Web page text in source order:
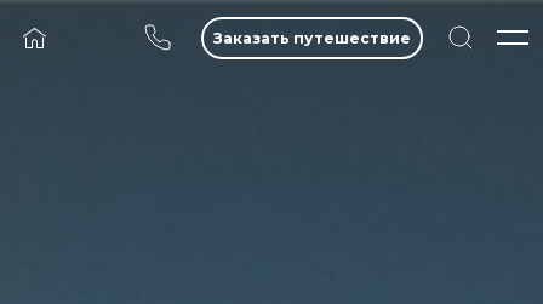
Заказать путешествие